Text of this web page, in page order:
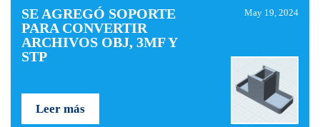
SE AGREGÓ SOPORTE
PARA CONVERTIR
ARCHIVOS OBJ, 3MF Y
STP
May 19, 2024
Leer más